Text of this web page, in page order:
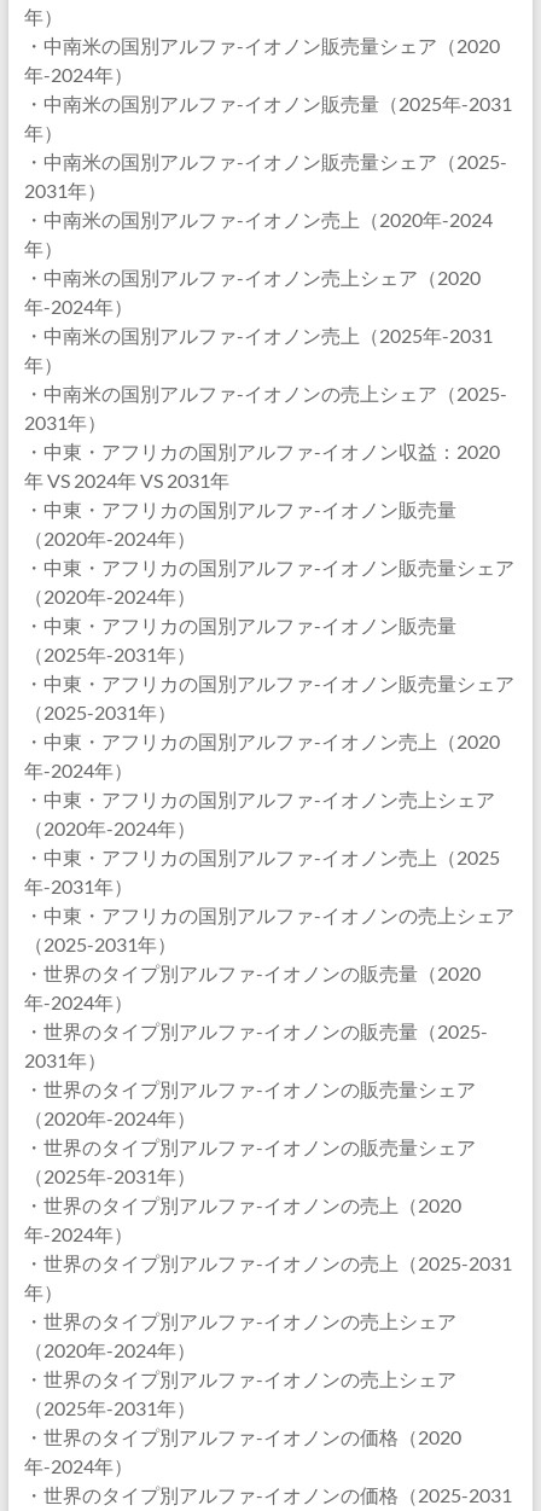
年）
・中南米の国別アルファ-イオノン販売量シェア（2020
年-2024年）
・中南米の国別アルファ-イオノン販売量（2025年-2031
年）
・中南米の国別アルファ-イオノン販売量シェア（2025-
2031年）
・中南米の国別アルファ-イオノン売上（2020年-2024
年）
・中南米の国別アルファ-イオノン売上シェア（2020
年-2024年）
・中南米の国別アルファ-イオノン売上（2025年-2031
年）
・中南米の国別アルファ-イオノンの売上シェア（2025-
2031年）
・中東・アフリカの国別アルファ-イオノン収益：2020
年 VS 2024年 VS 2031年
・中東・アフリカの国別アルファ-イオノン販売量
（2020年-2024年）
・中東・アフリカの国別アルファ-イオノン販売量シェア
（2020年-2024年）
・中東・アフリカの国別アルファ-イオノン販売量
（2025年-2031年）
・中東・アフリカの国別アルファ-イオノン販売量シェア
（2025-2031年）
・中東・アフリカの国別アルファ-イオノン売上（2020
年-2024年）
・中東・アフリカの国別アルファ-イオノン売上シェア
（2020年-2024年）
・中東・アフリカの国別アルファ-イオノン売上（2025
年-2031年）
・中東・アフリカの国別アルファ-イオノンの売上シェア
（2025-2031年）
・世界のタイプ別アルファ-イオノンの販売量（2020
年-2024年）
・世界のタイプ別アルファ-イオノンの販売量（2025-
2031年）
・世界のタイプ別アルファ-イオノンの販売量シェア
（2020年-2024年）
・世界のタイプ別アルファ-イオノンの販売量シェア
（2025年-2031年）
・世界のタイプ別アルファ-イオノンの売上（2020
年-2024年）
・世界のタイプ別アルファ-イオノンの売上（2025-2031
年）
・世界のタイプ別アルファ-イオノンの売上シェア
（2020年-2024年）
・世界のタイプ別アルファ-イオノンの売上シェア
（2025年-2031年）
・世界のタイプ別アルファ-イオノンの価格（2020
年-2024年）
・世界のタイプ別アルファ-イオノンの価格（2025-2031